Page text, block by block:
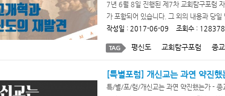
7년 6월 8일 진행된 제7차 교회탐구포럼
가 포함되어 있습니다. 그 외의 내용과 당일
작성일 : 2017-06-09 조회수 : 128378
평신도 교회탐구포럼 종
[특별포럼] 개신교는 과연 약진했
특/별/포/럼/개신교는 과연 약진했는가 -